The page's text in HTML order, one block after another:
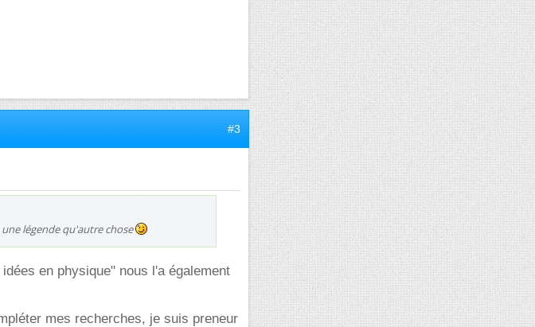
#3
légende qu'autre chose
en physique" nous l'a également
mes recherches, je suis preneur